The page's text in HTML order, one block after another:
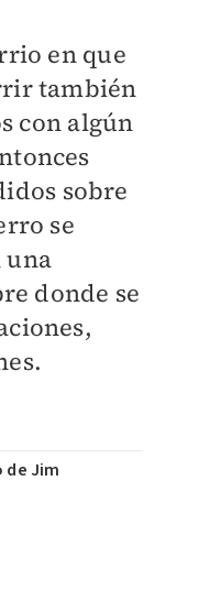
en que
también
con algún
sobre
se
una
donde se
de Jim